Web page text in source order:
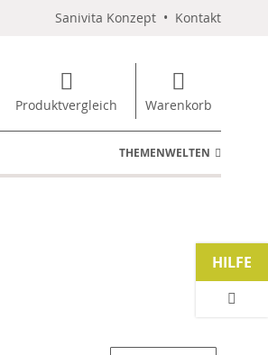
Sanivita Konzept • Kontakt
Produktvergleich Warenkorb
THEMENWELTEN
HILFE